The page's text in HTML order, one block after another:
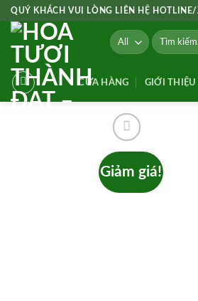
Skip
content
QUÝ KHÁCH VUI LÒNG LIÊN HỆ
Tìm
kiếm:
CỬA HÀNG GIỚI THIỆU
Giảm giá!